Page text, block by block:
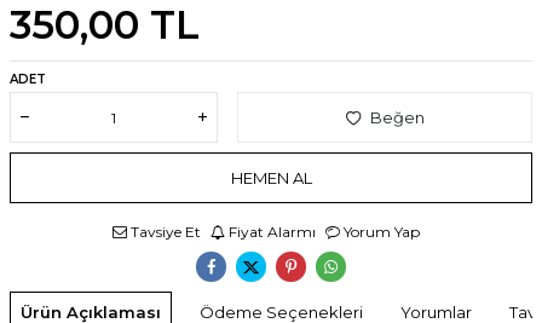
350,00 TL
ADET
Beğen
HEMEN AL
Tavsiye Et Fiyat Alarmı Yorum Yap
Ürün Açıklaması Ödeme Seçenekleri Yorumlar